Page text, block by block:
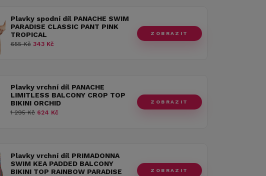
Plavky spodní díl PANACHE SWIM
PARADISE CLASSIC PANT PINK
TROPICAL
655 Kč 343 Kč
ZOBRAZIT
Plavky vrchní díl PANACHE
LIMITLESS BALCONY CROP TOP
BIKINI ORCHID
1 295 Kč 624 Kč
ZOBRAZIT
Plavky vrchní díl PRIMADONNA
SWIM KEA PADDED BALCONY
BIKINI TOP RAINBOW PARADISE
ZOBRAZIT